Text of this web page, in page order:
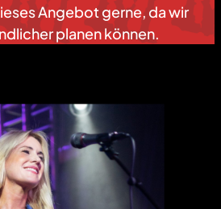
Angebot gerne, da wir
planen können.